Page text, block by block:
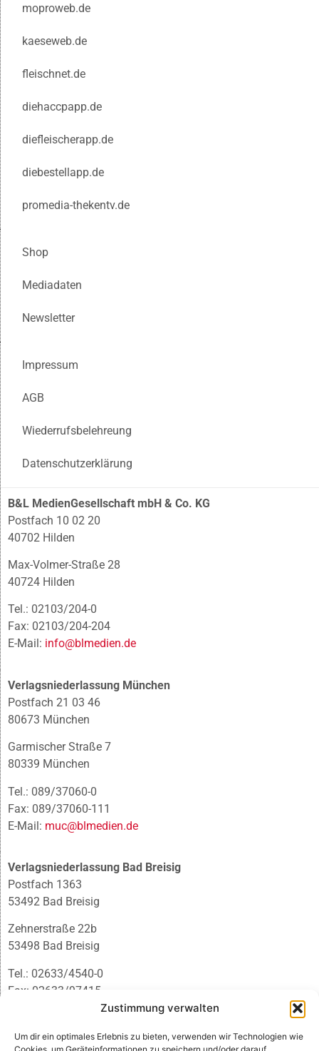
Zustimmung verwalten
Um dir ein optimales Erlebnis zu bieten, verwenden wir Technologien wie
moproweb.de
kaeseweb.de
fleischnet.de
diehaccpapp.de
diefleischerapp.de
diebestellapp.de
promedia-thekentv.de
Shop
Mediadaten
Newsletter
Impressum
AGB
Wiederrufsbelehreung
Datenschutzerklärung
B&L MedienGesellschaft mbH & Co. KG
Postfach 10 02 20
40702 Hilden
Max-Volmer-Straße 28
40724 Hilden
Tel.: 02103/204-0
Fax: 02103/204-204
E-Mail: info@blmedien.de
Verlagsniederlassung München
Postfach 21 03 46
80673 München
Garmischer Straße 7
80339 München
Tel.: 089/37060-0
Fax: 089/37060-111
E-Mail: muc@blmedien.de
Verlagsniederlassung Bad Breisig
Postfach 1363
53492 Bad Breisig
Zehnerstraße 22b
53498 Bad Breisig
Tel.: 02633/4540-0
Fax: 02633/97415
infobb@blmedien.de